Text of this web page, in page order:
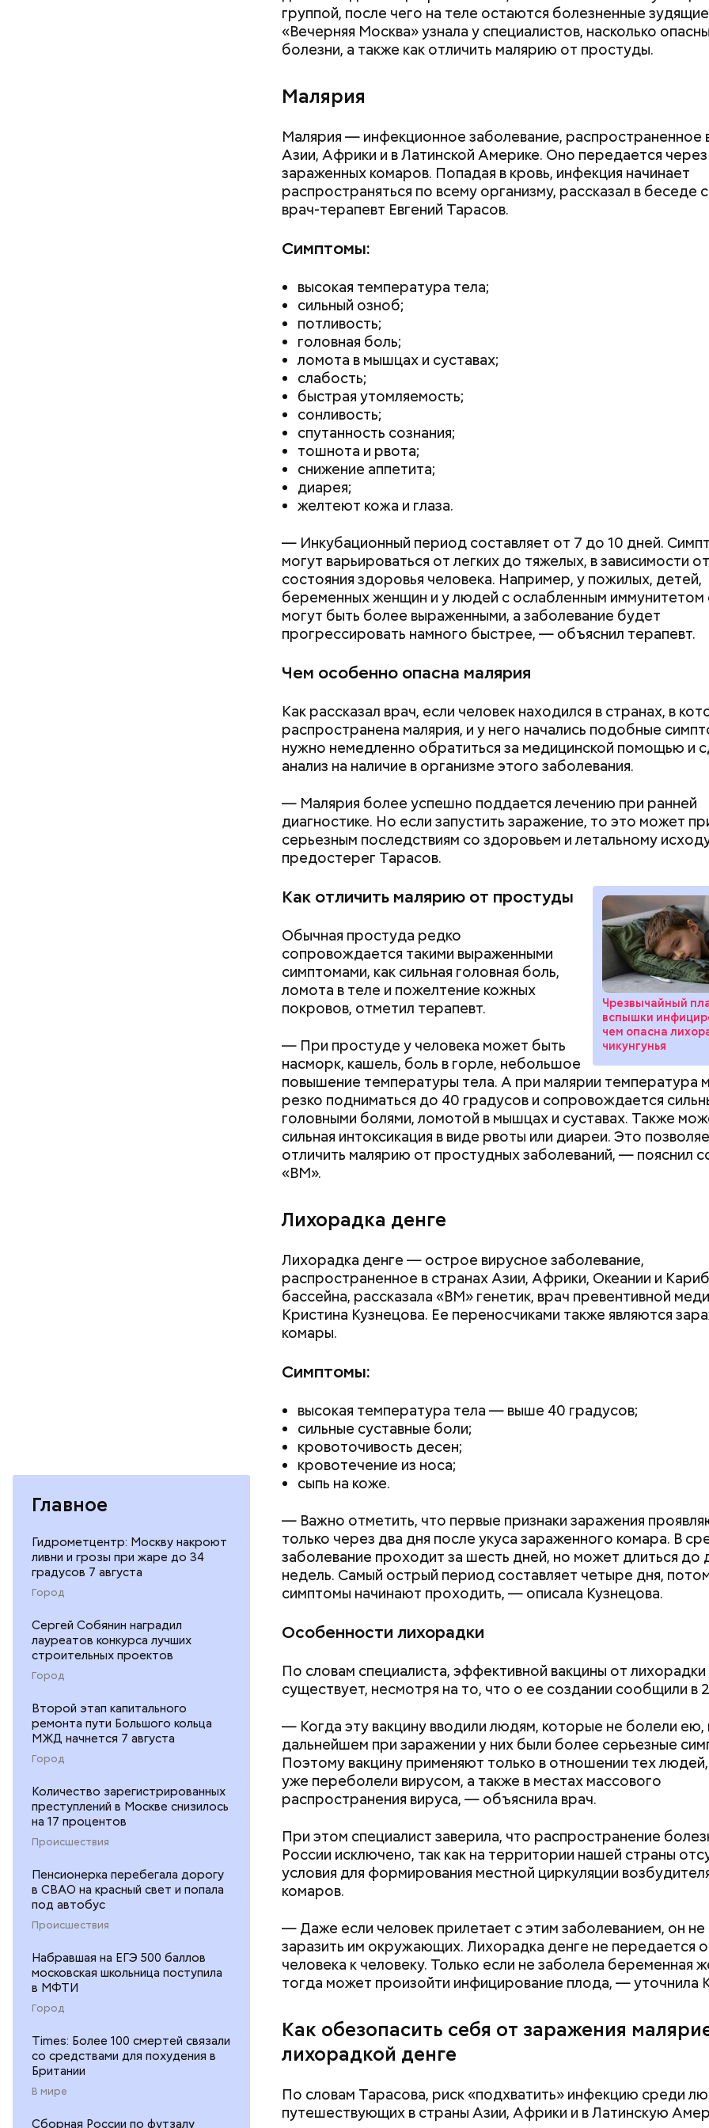
Главное
Гидрометцентр: Москву накроют
ливни и грозы при жаре до 34
градусов 7 августа
Город
Сергей Собянин наградил
лауреатов конкурса лучших
строительных проектов
Город
Второй этап капитального
ремонта пути Большого кольца
МЖД начнется 7 августа
Город
Количество зарегистрированных
преступлений в Москве снизилось
на 17 процентов
Происшествия
Пенсионерка перебегала дорогу
в СВАО на красный свет и попала
под автобус
Происшествия
Набравшая на ЕГЭ 500 баллов
московская школьница поступила
в МФТИ
Город
Times: Более 100 смертей связали
со средствами для похудения в
Британии
В мире
Сборная России по футзалу
группой, после чего на теле остаются болезненные
«Вечерняя Москва» узнала у специалистов, насколько
болезни, а также как отличить малярию от простуды.
Малярия
Малярия — инфекционное заболевание, распространенное
Азии, Африки и в Латинской Америке. Оно передается через
зараженных комаров. Попадая в кровь, инфекция начинает
распространяться по всему организму, рассказал в беседе
врач-терапевт Евгений Тарасов.
Симптомы:
высокая температура тела;
сильный озноб;
потливость;
головная боль;
ломота в мышцах и суставах;
слабость;
быстрая утомляемость;
сонливость;
спутанность сознания;
тошнота и рвота;
снижение аппетита;
диарея;
желтеют кожа и глаза.
— Инкубационный период составляет от 7 до 10 дней.
могут варьироваться от легких до тяжелых, в зависимости от
состояния здоровья человека. Например, у пожилых, детей,
беременных женщин и у людей с ослабленным иммунитетом
могут быть более выраженными, а заболевание будет
прогрессировать намного быстрее, — объяснил терапевт.
Чем особенно опасна малярия
Как рассказал врач, если человек находился в странах, в
распространена малярия, и у него начались подобные
нужно немедленно обратиться за медицинской помощью и
анализ на наличие в организме этого заболевания.
— Малярия более успешно поддается лечению при ранней
диагностике. Но если запустить заражение, то это может
серьезным последствиям со здоровьем и летальному
предостерег Тарасов.
Чрезвычайный
вспышки
чем опасна
чикунгунья
Как отличить малярию от простуды
Обычная простуда редко
сопровождается такими выраженными
симптомами, как сильная головная боль,
ломота в теле и пожелтение кожных
покровов, отметил терапевт.
— При простуде у человека может быть
насморк, кашель, боль в горле, небольшое
повышение температуры тела. А при малярии температура
резко подниматься до 40 градусов и сопровождается
головными болями, ломотой в мышцах и суставах. Также
сильная интоксикация в виде рвоты или диареи. Это
отличить малярию от простудных заболеваний, — пояснил
«ВМ».
Лихорадка денге
Лихорадка денге — острое вирусное заболевание,
распространенное в странах Азии, Африки, Океании и
бассейна, рассказала «ВМ» генетик, врач превентивной
Кристина Кузнецова. Ее переносчиками также являются
комары.
Симптомы:
высокая температура тела — выше 40 градусов;
сильные суставные боли;
кровоточивость десен;
кровотечение из носа;
сыпь на коже.
— Важно отметить, что первые признаки заражения
только через два дня после укуса зараженного комара. В
заболевание проходит за шесть дней, но может длиться до
недель. Самый острый период составляет четыре дня,
симптомы начинают проходить, — описала Кузнецова.
Особенности лихорадки
По словам специалиста, эффективной вакцины от лихорадки
существует, несмотря на то, что о ее создании сообщили в
— Когда эту вакцину вводили людям, которые не болели ею,
дальнейшем при заражении у них были более серьезные
Поэтому вакцину применяют только в отношении тех
уже переболели вирусом, а также в местах массового
распространения вируса, — объяснила врач.
При этом специалист заверила, что распространение
России исключено, так как на территории нашей страны
условия для формирования местной циркуляции
комаров.
— Даже если человек прилетает с этим заболеванием, он
заразить им окружающих. Лихорадка денге не передается
человека к человеку. Только если не заболела беременная
тогда может произойти инфицирование плода, — уточнила
Как обезопасить себя от заражения
лихорадкой денге
По словам Тарасова, риск «подхватить» инфекцию среди
путешествующих в страны Азии, Африки и в Латинскую
— Кабачки, порезанные кубиками, нужно легко обжарить на
сковороде. К ним добавляются зелень петрушки, чеснок,
оливковое масло. Получается очень вкусно, — поделился
Копылов.
Спагетти из кабачков
Ингредиенты:
кабачок;
брынза;
растительное масло;
помидоры черри либо грунтовые.
— Кабачки нужно натереть длинными слайсами (это можно
специальной терке), похожими на спагетти, и уложить в
бросить хаотично порезанную брынзу. Затем добавляются
Однако диетолог предупредила: не для всех дыня может
полезна. В первую очередь ее стоит есть с
лишним весом.
— В дыне содержится много сахара, который представлен
С одной стороны — это хорошо, потому что дает энергию.
помнить, что сладкими дынями не нужно сильно увлекаться,
арбузами, людям с сахарным диабетом и лишним весом, —
подчеркнула доктор.
Терапевт
которые выводят
организма
Ранние плоды, по словам врача, лучше не есть:
беременным, кормящим женщинам;
людям с ослабленной иммунной системой;
детям.
Чистит сосуды и
Хотела спасти малыша: как
мать и сын погибли при
Как поменять батареи дома и
не получить штраф
Как получить
рублей от
трудной
претендовать